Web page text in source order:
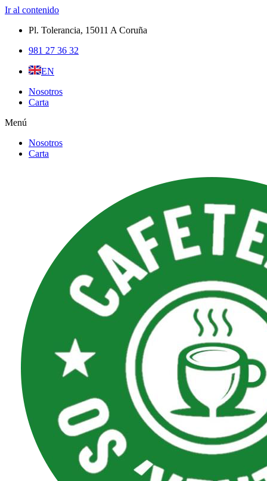
Ir al contenido
Pl. Tolerancia, 15011 A Coruña​
981 27 36 32
EN
Nosotros
Carta
Menú
Nosotros
Carta